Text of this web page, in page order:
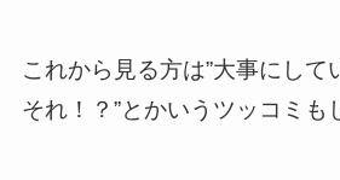
これから見る方は”大事にして
それ！？”とかいうツッコミも